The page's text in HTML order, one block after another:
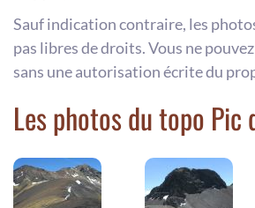
Sauf indication contraire, les
pas libres de droits. Vous ne
sans une autorisation écrite du
Les photos du topo Pic